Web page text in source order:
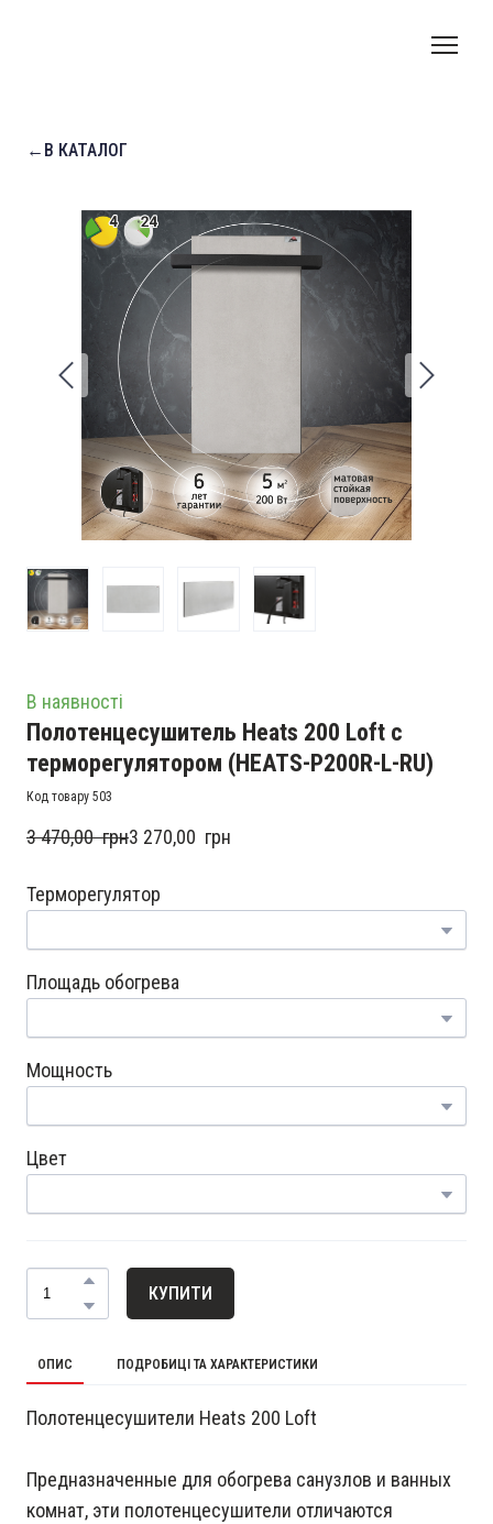
←В КАТАЛОГ
В наявності
Полотенцесушитель Heats 200 Loft с
терморегулятором (HEATS-P200R-L-RU)
Код товару 503
3 470,00  грн3 270,00  грн
Терморегулятор
Площадь обогрева
Мощность
Цвет
КУПИТИ
ОПИС ПОДРОБИЦІ ТА ХАРАКТЕРИСТИКИ
Полотенцесушители Heats 200 Loft
Предназначенные для обогрева санузлов и ванных
комнат, эти полотенцесушители отличаются